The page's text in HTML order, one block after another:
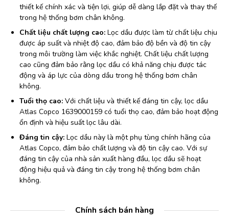
thiết kế chính xác và tiện lợi, giúp dễ dàng lắp đặt và thay thế
trong hệ thống bơm chân không.
Chất liệu chất lượng cao: Lọc dầu được làm từ chất liệu chịu
được áp suất và nhiệt độ cao, đảm bảo độ bền và độ tin cậy
trong môi trường làm việc khắc nghiệt. Chất liệu chất lượng
cao cũng đảm bảo rằng lọc dầu có khả năng chịu được tác
động và áp lực của dòng dầu trong hệ thống bơm chân
không.
Tuổi thọ cao: Với chất liệu và thiết kế đáng tin cậy, lọc dầu
Atlas Copco 1639000159 có tuổi thọ cao, đảm bảo hoạt động
ổn định và hiệu suất lọc lâu dài.
Đáng tin cậy: Lọc dầu này là một phụ tùng chính hãng của
Atlas Copco, đảm bảo chất lượng và độ tin cậy cao. Với sự
đáng tin cậy của nhà sản xuất hàng đầu, lọc dầu sẽ hoạt
động hiệu quả và đáng tin cậy trong hệ thống bơm chân
không.
Chính sách bán hàng